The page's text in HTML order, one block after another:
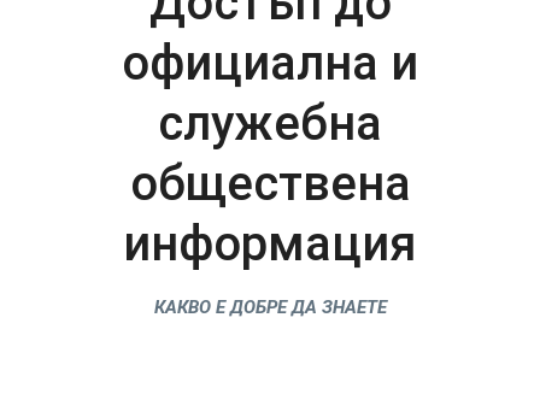
официална и
служебна
обществена
информация
КАКВО Е ДОБРЕ ДА ЗНАЕТЕ